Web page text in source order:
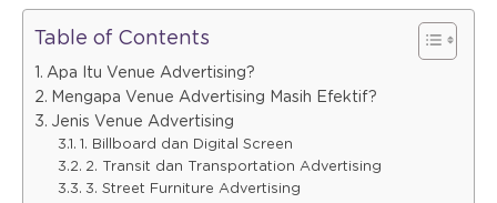
Table of Contents
Apa Itu Venue Advertising?
Mengapa Venue Advertising Masih Efektif?
Jenis Venue Advertising
1. Billboard dan Digital Screen
2. Transit dan Transportation Advertising
3. Street Furniture Advertising